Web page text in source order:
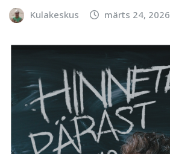
Kulakeskus märts 24, 2026